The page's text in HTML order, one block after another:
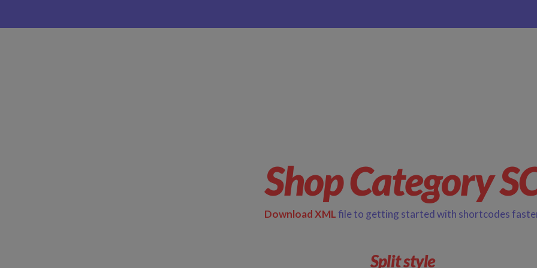
Shop Category
Download XMLfile to getting started with shortcodes
Split style